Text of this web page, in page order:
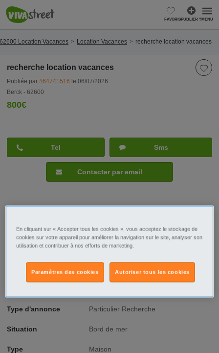
FAVORISPUBLIER ?MENU
Location Vacances Location Vacances recherche location vacances
recherche location vacances
Publiée par #64741516 le 06/07/2026
Berck - 62600
800€
Ville/Code postal
Nord-Pas-de-Calais
Pas-de-Calais
Berck - 62600
Type d'annonce Particulier Recherche
Situation Bord de mer
Type Maison
Tel Sms
Contacter par email
En cliquant sur « Accepter tous les cookies », vous acceptez le stockage de
cookies sur votre appareil pour améliorer la navigation sur le site, analyser son
utilisation et contribuer à nos efforts de marketing.
Autoriser tous les cookies
Paramètres des cookies